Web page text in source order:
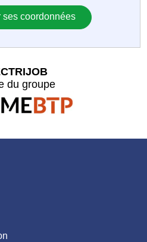
ses coordonnées
du groupe